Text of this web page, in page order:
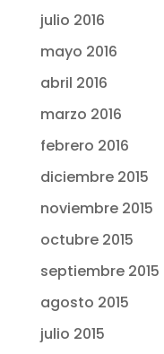
julio 2016
mayo 2016
abril 2016
marzo 2016
febrero 2016
diciembre 2015
noviembre 2015
octubre 2015
septiembre 2015
agosto 2015
julio 2015